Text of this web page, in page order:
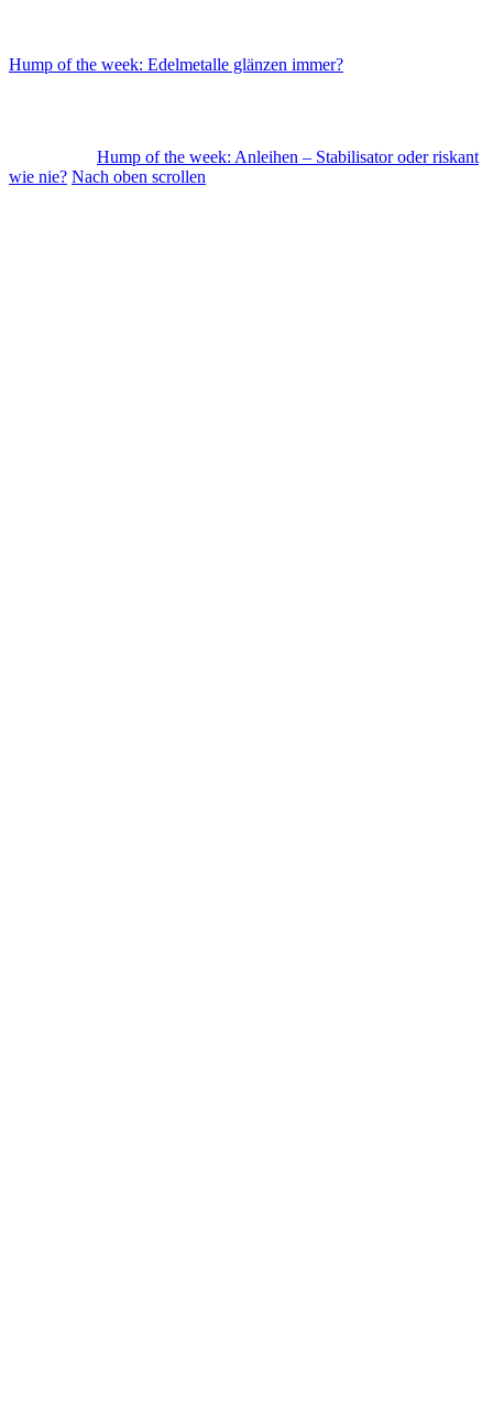
Hump of the week: Edelmetalle glänzen immer?
Hump of the week: Anleihen – Stabilisator oder riskant
wie nie? Nach oben scrollen